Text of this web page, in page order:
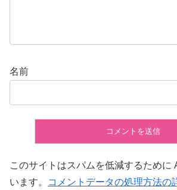
名前
このサイトはスパムを低減するために
います。
コメントデータの処理方法の